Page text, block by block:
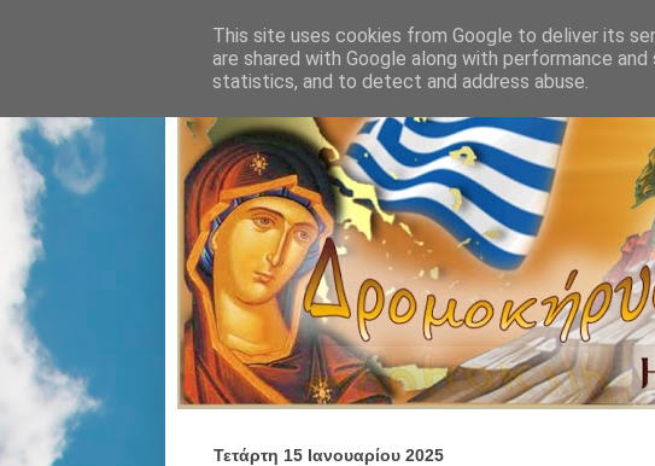
Τετάρτη 15 Ιανουαρίου 2025
This site uses cookies from Google to deliver its
are shared with Google along with performance
statistics, and to detect and address abuse.